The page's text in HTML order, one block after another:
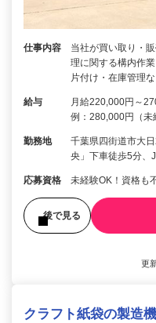
仕事内容
当社が買い取り・
理に関する構内作
片付け・在庫管理
給与
月給220,000円～
例：280,000円（
勤務地
千葉県四街道市大
央」下車徒歩5分
応募資格 未経験OK！資格も
後で見る
更
クラフト紙袋の製造